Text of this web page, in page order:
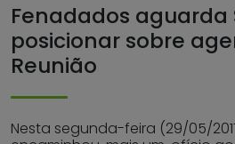
Fenadados aguarda
posicionar sobre
Reunião
Nesta segunda-feira (29/05/